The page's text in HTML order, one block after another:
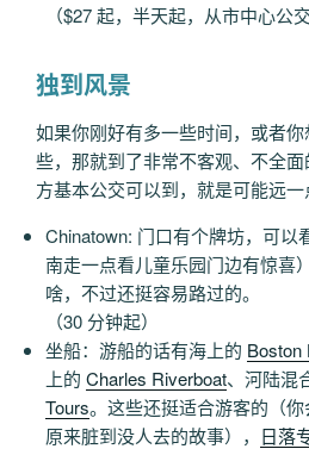
（$27 起，半天起，从市中心公
独到风景
如果你刚好有多一些时间，或者
些，那就到了非常不客观、不全
方基本公交可以到，就是可能远一
Chinatown: 门口有个牌坊，可以
南走一点看儿童乐园门边有惊喜
啥，不过还挺容易路过的。
（30 分钟起）
坐船：游船的话有海上的 Boston
上的 Charles Riverboat、河陆混
Tours。这些还挺适合游客的（
原来脏到没人去的故事）， 日落